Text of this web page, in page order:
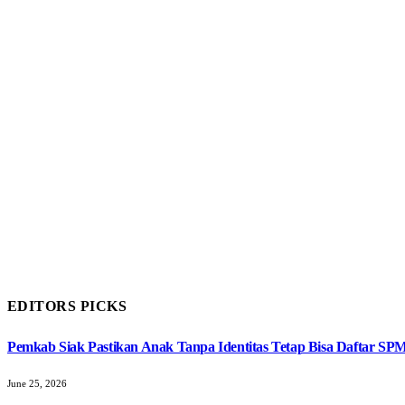
EDITORS PICKS
Pemkab Siak Pastikan Anak Tanpa Identitas Tetap Bisa Daftar
June 25, 2026